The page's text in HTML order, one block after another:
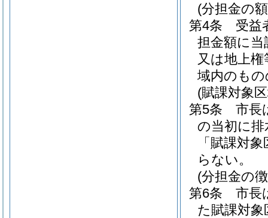
(分担金の
第4条
受益
担金額に当
又は地上
域内のも
(賦課対象
第5条
市長
の当初に
「賦課対
らない。
(分担金の
第6条
市長
た賦課対